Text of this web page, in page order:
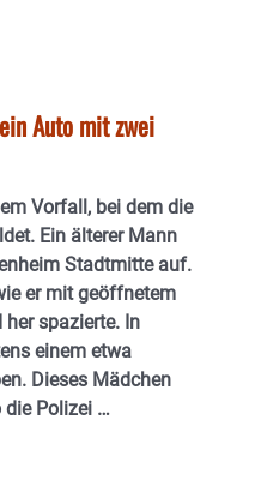
Auto mit zwei
Vorfall, bei dem die
Ein älterer Mann
Stadtmitte auf.
er mit geöffnetem
spazierte. In
einem etwa
Dieses Mädchen
die Polizei …